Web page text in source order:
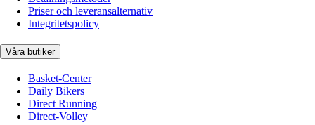
Priser och leveransalternativ
Integritetspolicy
Våra butiker
Basket-Center
Daily Bikers
Direct Running
Direct-Volley